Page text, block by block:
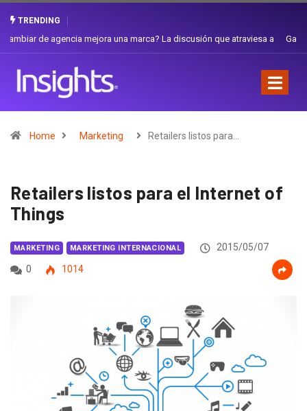
TRENDING
Gabriela Herrera y el arte de cambiarse el sombrero en Corporación
Home Marketing Retailers listos para…
Retailers listos para el Internet of
Things
MARKETING MARKETING INTERNACIONAL
2015/05/07
0
1014